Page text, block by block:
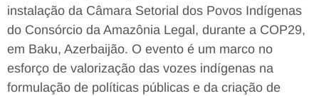
instalação da Câmara Setorial dos Povos Indígenas
do Consórcio da Amazônia Legal, durante a COP29,
em Baku, Azerbaijão. O evento é um marco no
esforço de valorização das vozes indígenas na
formulação de políticas públicas e da criação de